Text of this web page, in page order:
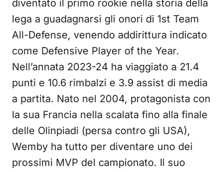
diventato il primo rookie nella storia della
lega a guadagnarsi gli onori di 1st Team
All-Defense, venendo addirittura indicato
come Defensive Player of the Year.
Nell’annata 2023-24 ha viaggiato a 21.4
punti e 10.6 rimbalzi e 3.9 assist di media
a partita. Nato nel 2004, protagonista con
la sua Francia nella scalata fino alla finale
delle Olinpiadi (persa contro gli USA),
Wemby ha tutto per diventare uno dei
prossimi MVP del campionato. Il suo